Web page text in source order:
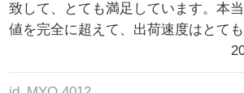
致して、とても満足しています。本
値を完全に超えて、出荷速度はとても